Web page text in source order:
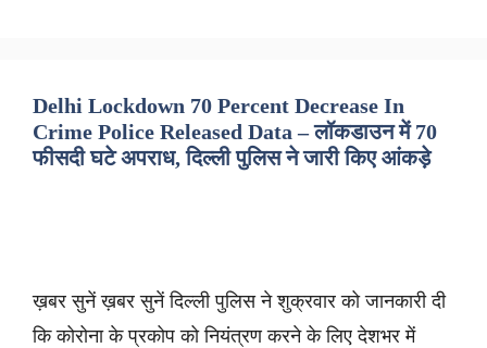
Delhi Lockdown 70 Percent Decrease In
Crime Police Released Data – लॉकडाउन में 70
फीसदी घटे अपराध, दिल्ली पुलिस ने जारी किए आंकड़े
ख़बर सुनें ख़बर सुनें दिल्ली पुलिस ने शुक्रवार को जानकारी दी
कि कोरोना के प्रकोप को नियंत्रण करने के लिए देशभर में